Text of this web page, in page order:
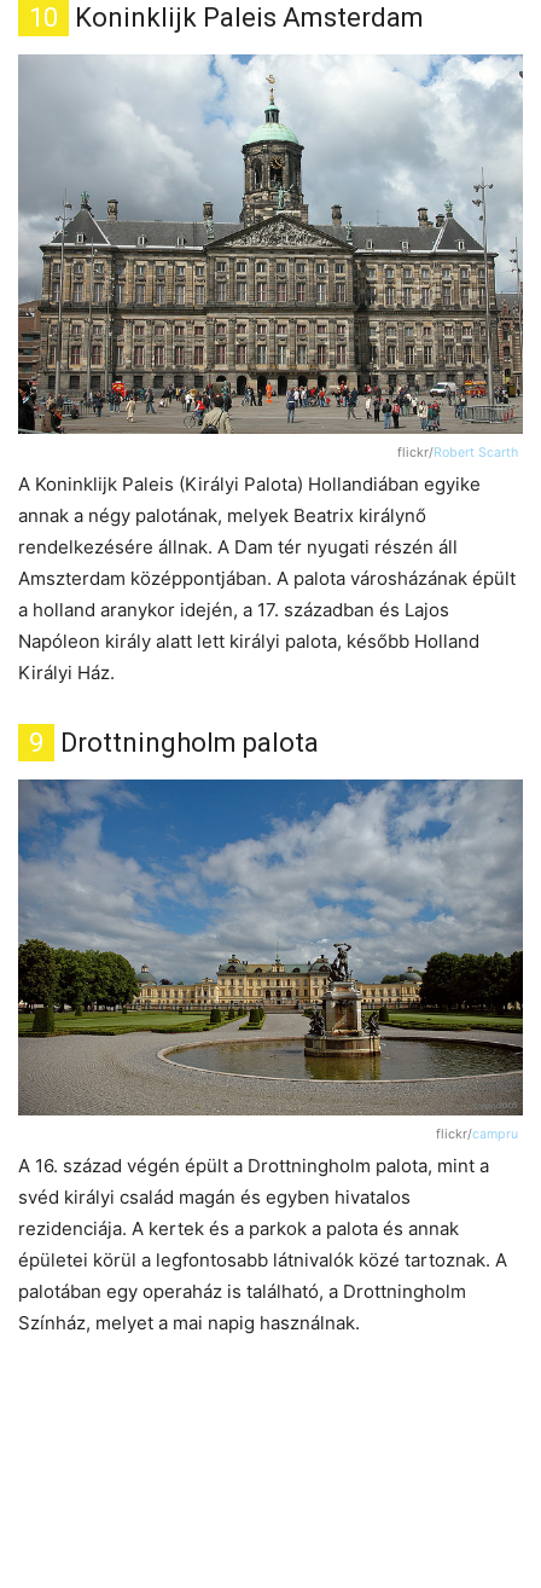
10 Koninklijk Paleis Amsterdam
flickr/Robert Scarth
A Koninklijk Paleis (Királyi Palota) Hollandiában egyike
annak a négy palotának, melyek Beatrix királynő
rendelkezésére állnak. A Dam tér nyugati részén áll
Amszterdam középpontjában. A palota városházának épült
a holland aranykor idején, a 17. században és Lajos
Napóleon király alatt lett királyi palota, később Holland
Királyi Ház.
9 Drottningholm palota
flickr/campru
A 16. század végén épült a Drottningholm palota, mint a
svéd királyi család magán és egyben hivatalos
rezidenciája. A kertek és a parkok a palota és annak
épületei körül a legfontosabb látnivalók közé tartoznak. A
palotában egy operaház is található, a Drottningholm
Színház, melyet a mai napig használnak.